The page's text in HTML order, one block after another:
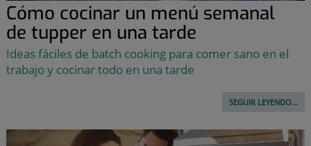
Cómo cocinar un menú semanal
de tupper en una tarde
Ideas fáciles de batch cooking para comer sano en el
trabajo y cocinar todo en una tarde
SEGUIR LEYENDO...